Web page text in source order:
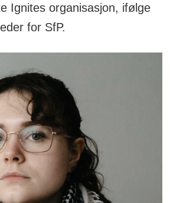
Ignites organisasjon, ifølge
for SfP.